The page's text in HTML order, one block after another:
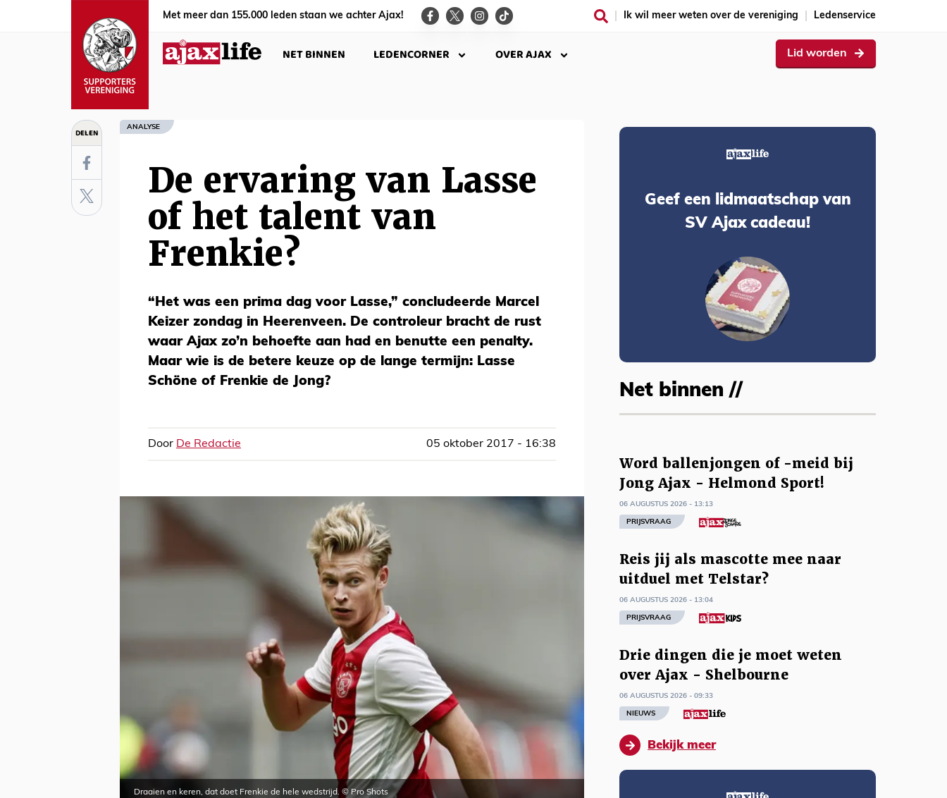
Met meer dan 155.000 leden staan we achter Ajax! Ik wil meer weten over de vereniging Ledenservice
NET BINNEN LEDENCORNER OVER AJAX Lid worden
DELEN ANALYSE
De ervaring van Lasse
of het talent van
Frenkie?
“Het was een prima dag voor Lasse,” concludeerde Marcel
Keizer zondag in Heerenveen. De controleur bracht de rust
waar Ajax zo’n behoefte aan had en benutte een penalty.
Maar wie is de betere keuze op de lange termijn: Lasse
Schöne of Frenkie de Jong?
Door De Redactie 05 oktober 2017 - 16:38
Draaien en keren, dat doet Frenkie de hele wedstrijd. © Pro Shots
Geef een lidmaatschap van
SV Ajax cadeau!
Net binnen //
Word ballenjongen of -meid bij
Jong Ajax - Helmond Sport!
06 AUGUSTUS 2026 - 13:13
PRIJSVRAAG
Reis jij als mascotte mee naar
uitduel met Telstar?
06 AUGUSTUS 2026 - 13:04
PRIJSVRAAG
Drie dingen die je moet weten
over Ajax - Shelbourne
06 AUGUSTUS 2026 - 09:33
NIEUWS
Bekijk meer